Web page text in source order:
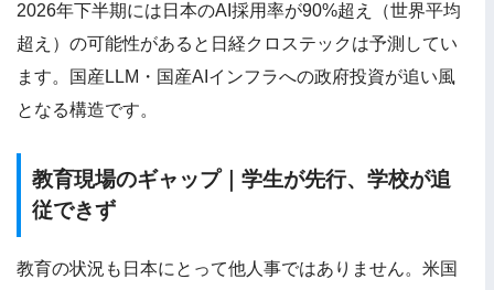
2026年下半期には日本のAI採用率が90%超え（世界平均
超え）の可能性があると日経クロステックは予測してい
ます。国産LLM・国産AIインフラへの政府投資が追い風
となる構造です。
教育現場のギャップ｜学生が先行、学校が追
従できず
教育の状況も日本にとって他人事ではありません。米国